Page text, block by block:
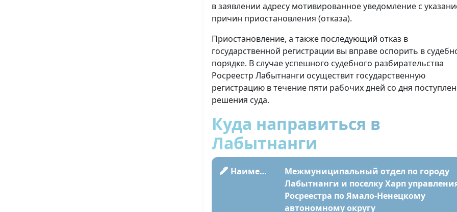
в заявлении адресу мотивированное уведомление с
причин приостановления (отказа).
Приостановление, а также последующий отказ в
государственной регистрации вы вправе оспорить в
порядке. В случае успешного судебного разбирательства
Росреестр Лабытнанги осуществит государственную
регистрацию в течение пяти рабочих дней со дня
решения суда.
Куда направиться в
Лабытнанги
Наименование
Межмуниципальный отдел по городу
Лабытнанги и поселку Харп
Росреестра по Ямало-Ненецкому
автономному округу